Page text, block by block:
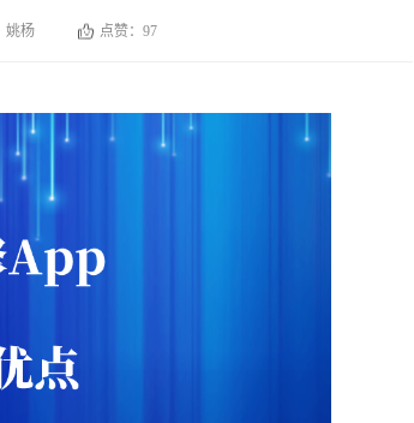
姚杨 点赞： 97